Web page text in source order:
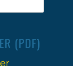
(PDF)